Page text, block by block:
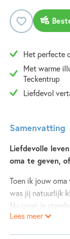
Het perfecte
Met warme
Teckentrup
Liefdevol
Samenvatting
Liefdevolle
oma te geven,
Toen ik jouw oma
was jij natuurlijk
Nu groei je
Tot jij zelf groot
Lees meer